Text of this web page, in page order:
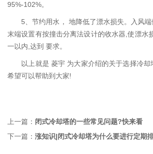
95%-102%。
5、节约用水， 地降低了漂水损失。入风端
末端设置有按撞击分离法设计的收水器,使漂水
一以内,达到 要求。
以上就是 菱宇 为大家介绍的关于选择冷却
希望可以帮助到大家!
上一篇： 闭式冷却塔的一些常见问题?快来看
下一篇： 涨知识|闭式冷却塔为什么要进行定期